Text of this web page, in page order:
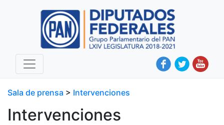
Sala de prensa > Intervenciones
Intervenciones